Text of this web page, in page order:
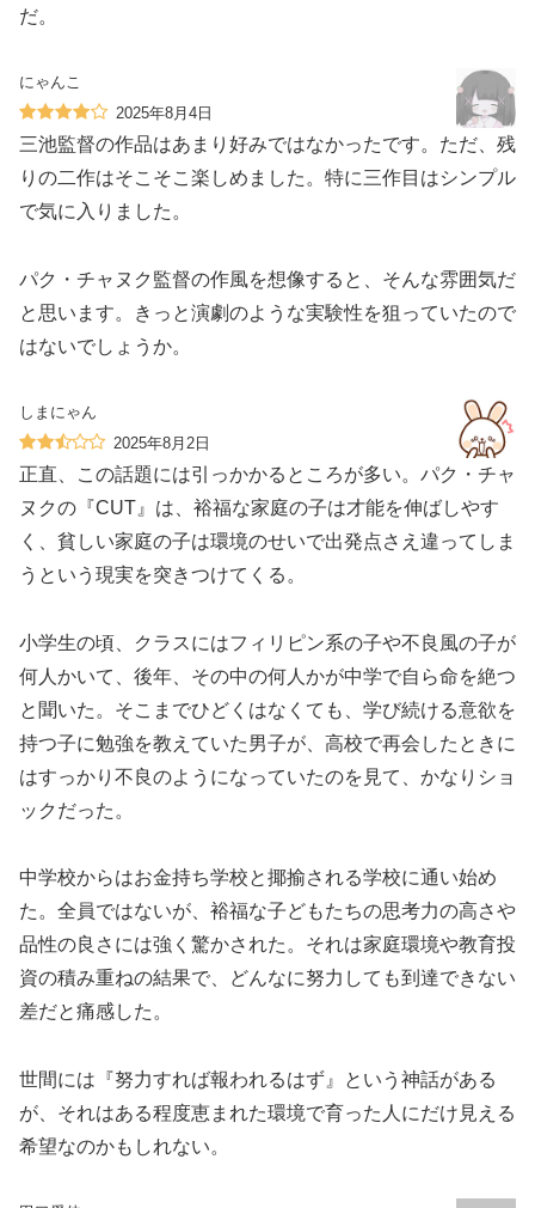
だ。
にゃんこ
2025年8月4日
三池監督の作品はあまり好みではなかったです。ただ、残
りの二作はそこそこ楽しめました。特に三作目はシンプル
で気に入りました。
パク・チャヌク監督の作風を想像すると、そんな雰囲気だ
と思います。きっと演劇のような実験性を狙っていたので
はないでしょうか。
しまにゃん
2025年8月2日
正直、この話題には引っかかるところが多い。パク・チャ
ヌクの『CUT』は、裕福な家庭の子は才能を伸ばしやす
く、貧しい家庭の子は環境のせいで出発点さえ違ってしま
うという現実を突きつけてくる。
小学生の頃、クラスにはフィリピン系の子や不良風の子が
何人かいて、後年、その中の何人かが中学で自ら命を絶つ
と聞いた。そこまでひどくはなくても、学び続ける意欲を
持つ子に勉強を教えていた男子が、高校で再会したときに
はすっかり不良のようになっていたのを見て、かなりショ
ックだった。
中学校からはお金持ち学校と揶揄される学校に通い始め
た。全員ではないが、裕福な子どもたちの思考力の高さや
品性の良さには強く驚かされた。それは家庭環境や教育投
資の積み重ねの結果で、どんなに努力しても到達できない
差だと痛感した。
世間には『努力すれば報われるはず』という神話がある
が、それはある程度恵まれた環境で育った人にだけ見える
希望なのかもしれない。